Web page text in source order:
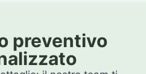
preventivo